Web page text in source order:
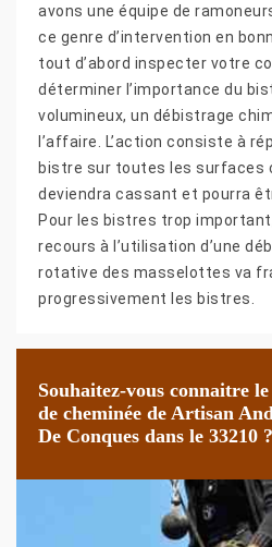
avons une équipe de
ce genre d’intervention en
tout d’abord inspecter votre
déterminer l’importance du
volumineux, un débistrage
l’affaire. L’action consiste à
bistre sur toutes les surfaces
deviendra cassant et pourra
Pour les bistres trop
recours à l’utilisation d’une
rotative des masselottes va
progressivement les bistres.
Souhaitez-vous connaitre
de cheminée de Artisan
De Conques dans le 33210 ?